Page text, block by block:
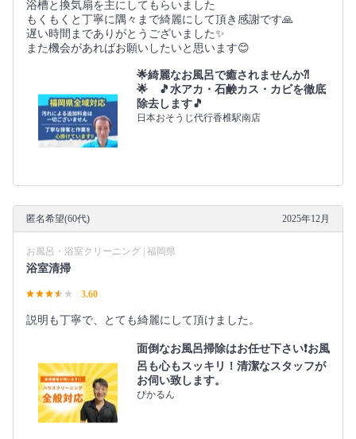
浴槽と換気扇を主にしてもらいました
もくもくと丁寧に隅々まで綺麗にして頂き感謝です🙏
遅い時間までありがとうございました✨
また機会があればお願いしたいと思います😊
🌟綺麗なお風呂で癒されませんか⁈
🌟 🎵水アカ・石鹸カス・カビを徹底
除去します🎵
日本おそうじ代行香椎駅南店
匿名希望(60代) 2025年12月
お風呂・浴室クリーニング | 福岡県
浴室清掃
3.60
説明も丁寧で、とても綺麗にして頂けました。
面倒なお風呂掃除はお任せ下さい❗️お風
呂も心もスッキリ！清潔なスタッフが
お伺い致します。
ぴかるん